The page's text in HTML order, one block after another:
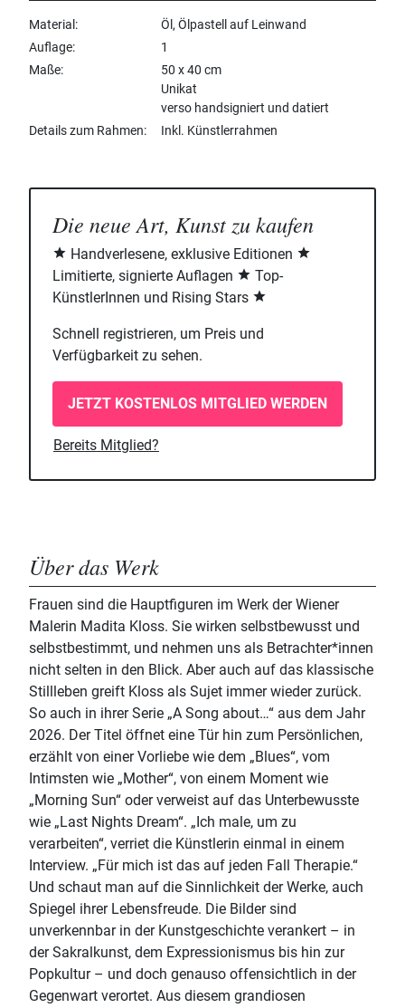
Material
Öl, Ölpastell auf Leinwand
Auflage
1
Maße
50 x 40 cm
Unikat
verso handsigniert und datiert
Details zum Rahmen
Inkl. Künstlerrahmen
Die neue Art, Kunst zu kaufen
Handverlesene, exklusive Editionen
Limitierte, signierte Auflagen
Top-
KünstlerInnen und Rising Stars
Schnell registrieren, um Preis und
Verfügbarkeit zu sehen.
JETZT KOSTENLOS MITGLIED WERDEN
Bereits Mitglied?
Über das Werk
Frauen sind die Hauptfiguren im Werk der Wiener
Malerin Madita Kloss. Sie wirken selbstbewusst und
selbstbestimmt, und nehmen uns als Betrachter*innen
nicht selten in den Blick. Aber auch auf das klassische
Stillleben greift Kloss als Sujet immer wieder zurück.
So auch in ihrer Serie „A Song about…“ aus dem Jahr
2026. Der Titel öffnet eine Tür hin zum Persönlichen,
erzählt von einer Vorliebe wie dem „Blues“, vom
Intimsten wie „Mother“, von einem Moment wie
„Morning Sun“ oder verweist auf das Unterbewusste
wie „Last Nights Dream“. „Ich male, um zu
verarbeiten“, verriet die Künstlerin einmal in einem
Interview. „Für mich ist das auf jeden Fall Therapie.“
Und schaut man auf die Sinnlichkeit der Werke, auch
Spiegel ihrer Lebensfreude. Die Bilder sind
unverkennbar in der Kunstgeschichte verankert – in
der Sakralkunst, dem Expressionismus bis hin zur
Popkultur – und doch genauso offensichtlich in der
Gegenwart verortet. Aus diesem grandiosen